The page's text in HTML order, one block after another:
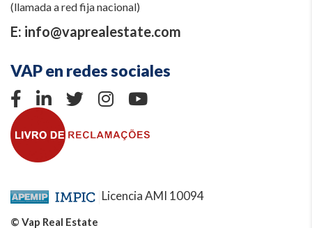
(llamada a red fija nacional)
E: info@vaprealestate.com
VAP en redes sociales
Licencia AMI 10094
© Vap Real Estate